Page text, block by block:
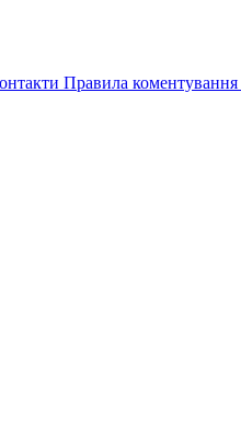
Правила коментування